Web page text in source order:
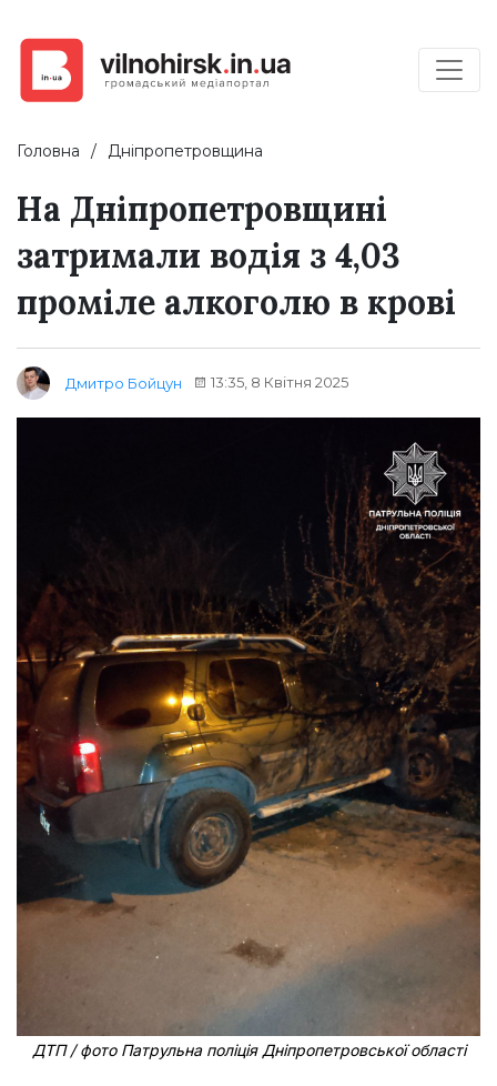
Головна Дніпропетровщина
На Дніпропетровщині
затримали водія з 4,03
проміле алкоголю в крові
Дмитро Бойцун 13:35, 8 Квітня 2025
ДТП / фото Патрульна поліція Дніпропетровської області